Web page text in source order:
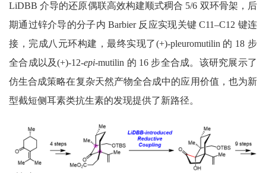
LiDBB介导的还原偶联高效构建顺式稠合 5/6 双环骨架，后
期通过锌介导的分子内 Barbier 反应实现关键 C11–C12 键连
接，完成八元环构建，最终实现了(+)-pleuromutilin 的 18 步
全合成以及(+)-12-epi-mutilin 的 16 步全合成。该研究展示了
仿生合成策略在复杂天然产物全合成中的应用价值，也为新
型截短侧耳素类抗生素的发现提供了新路径。